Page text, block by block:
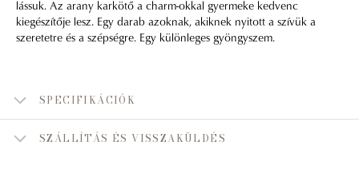
lássuk. Az arany karkötő a charm-okkal gyermeke kedvenc
kiegészítője lesz. Egy darab azoknak, akiknek nyitott a szívük a
szeretetre és a szépségre. Egy különleges gyöngyszem.
SPECIFIKÁCIÓK
SZÁLLÍTÁS ÉS VISSZAKÜLDÉS